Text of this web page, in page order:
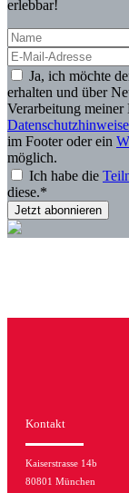
erlebbar!
Ja, ich möchte
erhalten und über
Verarbeitung
Datenschutzhinweise
im Footer oder ein
möglich.
Ich habe die
diese.*
Kontakt
Kaiserstrasse 14b
80801 München